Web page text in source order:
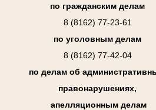
по гражданским делам
8 (8162) 77-23-61
по уголовным делам
8 (8162) 77-42-04
по делам об
правонарушениях,
апелляционным делам